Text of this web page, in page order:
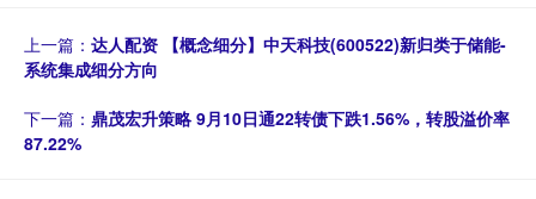
上一篇： 达人配资 【概念细分】中天科技(600522)新归类于储能-
系统集成细分方向
下一篇： 鼎茂宏升策略 9月10日通22转债下跌1.56%，转股溢价率
87.22%